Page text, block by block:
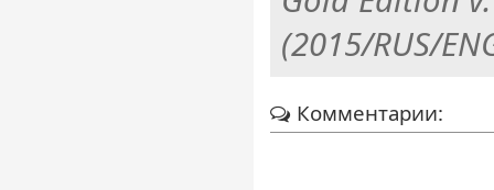
(2015/RUS/
Комментарии: